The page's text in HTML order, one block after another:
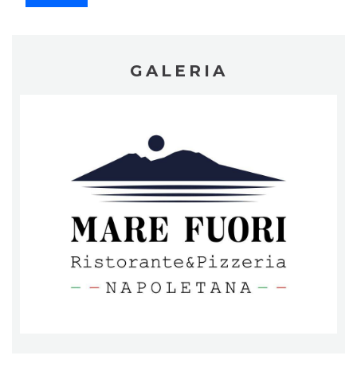
GALERIA